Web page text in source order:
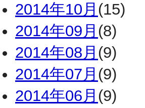
2014年10月 (15)
2014年09月 (8)
2014年08月 (9)
2014年07月 (9)
2014年06月 (9)